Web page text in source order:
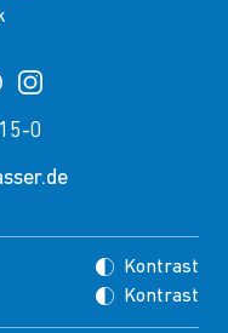
0
Kontrast
Kontrast